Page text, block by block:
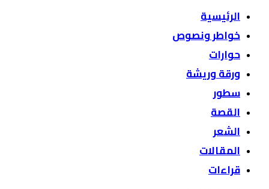
الرئيسية
خواطر ونصوص
حوارات
ورقة وريشة
سطور
القصة
الشعر
المقالات
قراءات